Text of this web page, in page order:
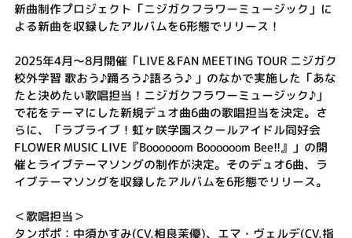
新曲制作プロジェクト「ニジガクフラワーミュージック」に
よる新曲を収録したアルバムを6形態でリリース！
2025年4月～8月開催「LIVE＆FAN MEETING TOUR ニジガク
校外学習 歌おう♪踊ろう♪語ろう♪ 」のなかで実施した「あな
たと決めたい歌唱担当！ニジガクフラワーミュージック♪」
で花をテーマにした新規デュオ曲6曲の歌唱担当を決定。さ
らに、「ラブライブ！虹ヶ咲学園スクールアイドル同好会
FLOWER MUSIC LIVE『Boooooom Boooooom Bee!!』」の開
催とライブテーマソングの制作が決定。そのデュオ6曲、ラ
イブテーマソングを収録したアルバムを6形態でリリース。
＜歌唱担当＞
タンポポ：中須かすみ(CV.相良茉優)、エマ・ヴェルデ(CV.指